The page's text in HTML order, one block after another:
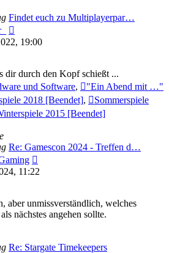
Findet euch zu Multiplayerpar…
Beitrag
19:00
dir durch den Kopf schießt ...
und Software,
"Ein Abend mit …"
2018 [Beendet],
Sommerspiele
2015 [Beendet]
Re: Gamescon 2024 - Treffen d…
Beitrag
11:22
aber unmissverständlich, welches
nächstes angehen sollte.
Re: Stargate Timekeepers